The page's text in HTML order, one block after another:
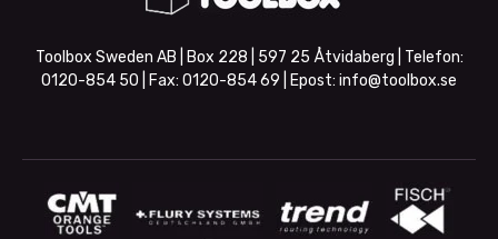
Toolbox Sweden AB | Box 228 | 597 25 Åtvidaberg | Telefon:
0120-854 50 | Fax: 0120-854 69 | Epost: info@toolbox.se